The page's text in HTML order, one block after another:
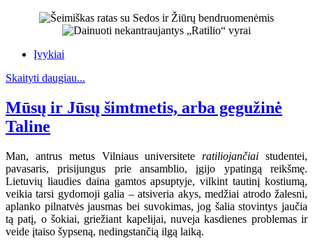
Įvykiai
Skaityti daugiau...
Mūsų ir Jūsų šimtmetis, arba gegužinė
Taline
Man, antrus metus Vilniaus universiteteratiliojančiai studentei,
pavasaris, prisijungus prie ansamblio, įgijo ypatingą reikšmę.
Lietuvių liaudies daina gamtos apsuptyje, vilkint tautinį kostiumą,
veikia tarsi gydomoji galia – atsiveria akys, medžiai atrodo žalesni,
aplanko pilnatvės jausmas bei suvokimas, jog šalia stovintys jaučia
tą patį, o šokiai, griežiant kapelijai, nuveja kasdienes problemas ir
veide įtaiso šypseną, nedingstančią ilgą laiką.